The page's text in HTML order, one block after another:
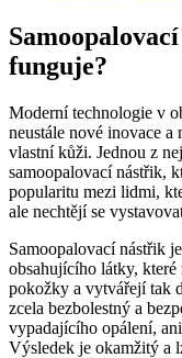
funguje?
Moderní technologie v
neustále nové inovace a
vlastní kůži. Jednou z
samoopalovací nástřik,
popularitu mezi lidmi,
ale nechtějí se
Samoopalovací nástřik
obsahujícího látky,
pokožky a vytvářejí tak
zcela bezbolestný a
vypadajícího opálení,
Výsledek je okamžitý a